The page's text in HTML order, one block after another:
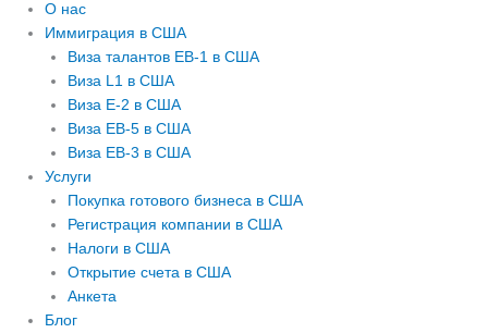
О нас
Иммиграция в США
Виза талантов EB-1 в США
Виза L1 в США
Виза E-2 в США
Виза EB-5 в США
Виза EB-3 в США
Услуги
Покупка готового бизнеса в США
Регистрация компании в США
Налоги в США
Открытие счета в США
Анкета
Блог